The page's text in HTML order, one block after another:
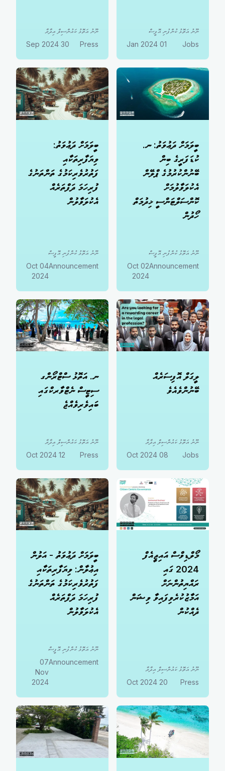
ނޫނު އަތޮޅު ކުންފުނި އޮފީސް
Jobs
01 Jan 2024
ނޫނު އަތޮޅު ކައުންސިލް އިދާރާ
Press
30 Sep 2024
ބީލަމަށް ދަޢުވަތު: ނ.
ކުޑަފަރީގެ ބިން
ބޭނުންކުރުމުގެ ޕްލޭން
އެކުލަވާލުމަށް
ކޮންސަލްޓަންސީ ޚިދުމަތް
ހޯދުން
ނޫނު އަތޮޅު ކުންފުނި އޮފީސް
Announcement
02 Oct
2024
ބީލަމަށް ދަޢުވަތު:
ވިޔަފާރިތަކާއި
ފަތުރުވެރިކަމުގެ ތަންތަނުގެ
ފުރިހަމަ ދަފްތަރެއް
އެކުލަވާލުން
ނޫނު އަތޮޅު ކުންފުނި އޮފީސް
Announcement
04 Oct
2024
ލީގަލް އޮފިސަރެއް
ބޭނުންވެއެވެ
ނޫނު އަތޮޅު ކައުންސިލް އިދާރާ
Jobs
08 Oct 2024
ނ. އަތޮޅު ސްޓްރޯންގ
ސިޓީސް ނެޓްވާރކްގައި
ބައިވެރިވެއްޖެ
ނޫނު އަތޮޅު ކައުންސިލް އިދާރާ
Press
12 Oct 2024
މޯލްޑިވްސް އައިޖީއެފް
2024 ގައި
ރައްޔިތުންނަށް
އަމާޒުކުރެވިފައިވާ ވިޝަން
ދެއްކުން
ނޫނު އަތޮޅު ކައުންސިލް އިދާރާ
Press
20 Oct 2024
ބީލަމަށް ދަޢުވަތު - އަލުން
އިޢުލާން: ވިޔަފާރިތަކާއި
ފަތުރުވެރިކަމުގެ ތަންތަނުގެ
ފުރިހަމަ ދަފްތަރެއް
އެކުލަވާލުން
ނޫނު އަތޮޅު ކުންފުނި އޮފީސް
Announcement
07
Nov
2024